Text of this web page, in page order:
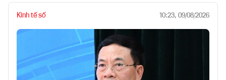
Kinh tế số 10:23, 09/08/2026